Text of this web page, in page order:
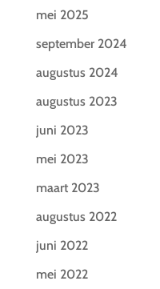
mei 2025
september 2024
augustus 2024
augustus 2023
juni 2023
mei 2023
maart 2023
augustus 2022
juni 2022
mei 2022